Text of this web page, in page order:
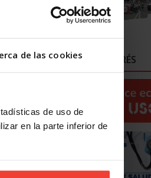
de las cookies
de uso de
en la parte inferior de
ENLACES DE INTERÉS